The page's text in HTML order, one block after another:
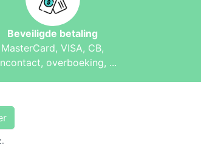
Beveiligde betaling
MasterCard, VISA, CB,
overboeking, ...